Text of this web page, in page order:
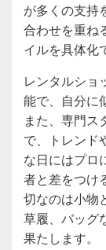
が多くの支持
合わせを重ね
イルを具体化
レンタルショ
能で、自分に
また、専門ス
で、トレンド
な日にはプロ
者と差をつけ
切なのは小物
草履、バッグ
果たします。